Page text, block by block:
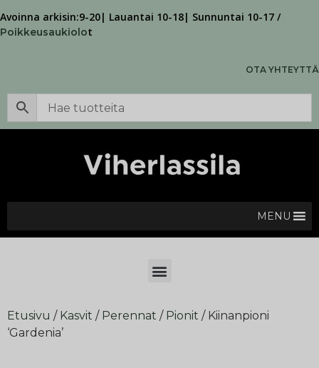
Avoinna arkisin:9-20| Lauantai 10-18| Sunnuntai 10-17 /
Poikkeusaukiolot
OTA YHTEYTTÄ
MENU
Etusivu / Kasvit / Perennat / Pionit / Kiinanpioni
‘Gardenia’